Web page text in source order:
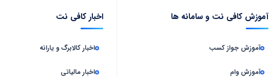
آموزش کافی نت و سامانه‌ ها
آموزش جواز کسب
آموزش وام
اخبار کافی نت
اخبار کالابرگ و یارانه
اخبار مالیاتی